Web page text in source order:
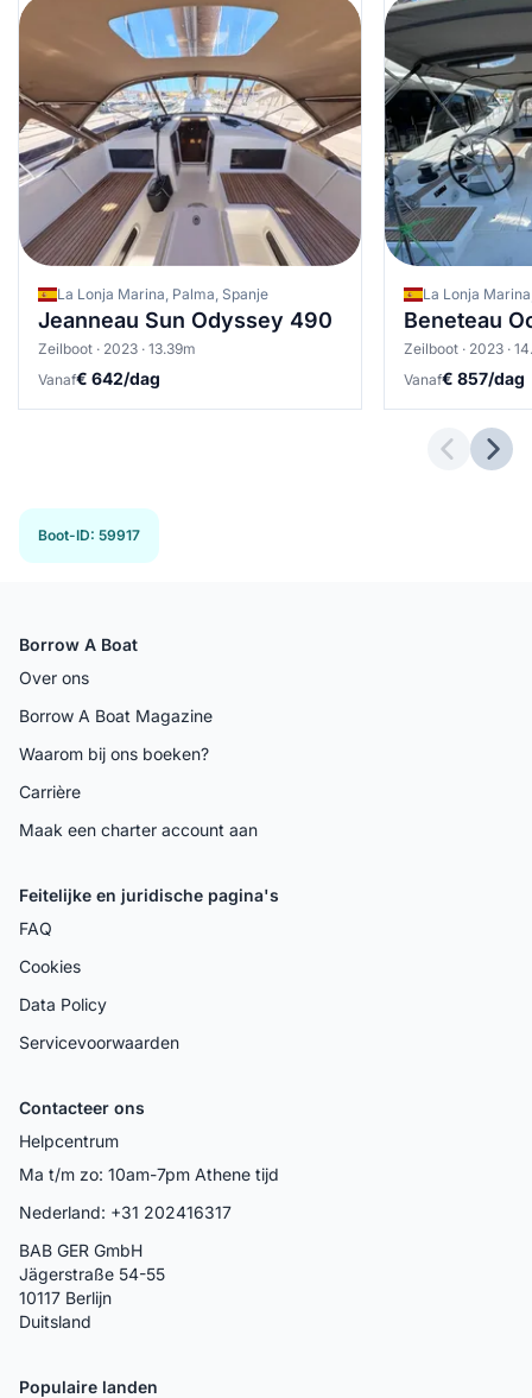
La Lonja Marina, Palma, Spanje
Jeanneau Sun Odyssey 490
Zeilboot · 2023 · 13.39m
Vanaf€ 642/dag
La Lonja
Beneteau
Zeilboot · 2023 ·
Vanaf€ 857/dag
Boot-ID: 59917
Borrow A Boat
Over ons
Borrow A Boat Magazine
Waarom bij ons boeken?
Carrière
Maak een charter account aan
Feitelijke en juridische pagina's
FAQ
Cookies
Data Policy
Servicevoorwaarden
Contacteer ons
Helpcentrum
Ma t/m zo: 10am-7pm Athene tijd
Nederland: +31 202416317
BAB GER GmbH
Jägerstraße 54-55
10117 Berlijn
Duitsland
Populaire landen